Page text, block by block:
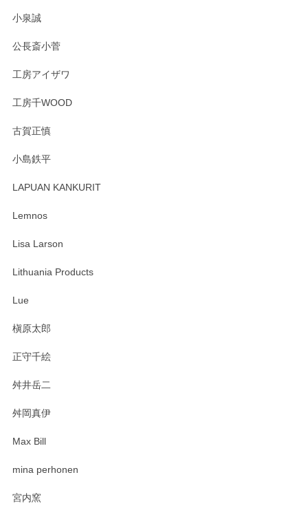
す。 素敵な湯呑みでとても気に入りました。 発送も早く、
たm(_)m
います。無事に届いたようで安心いたしまし
小泉誠
公長斎小菅
工房アイザワ
工房千WOOD
古賀正慎
小島鉄平
LAPUAN KANKURIT
Lemnos
Lisa Larson
Lithuania Products
Lue
槇原太郎
正守千絵
舛井岳二
舛岡真伊
Max Bill
mina perhonen
宮内窯